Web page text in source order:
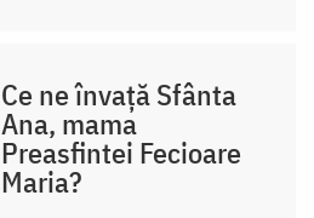
Ce ne învață Sfânta
Ana, mama
Preasfintei Fecioare
Maria?